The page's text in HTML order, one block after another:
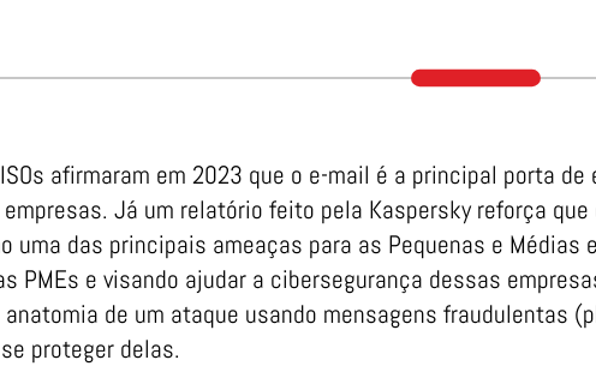
afirmaram em 2023 que o e-mail é a principal porta de
Já um relatório feito pela Kaspersky reforça que
uma das principais ameaças para as Pequenas e Médias
PMEs e visando ajudar a cibersegurança dessas
de um ataque usando mensagens fraudulentas
proteger delas.